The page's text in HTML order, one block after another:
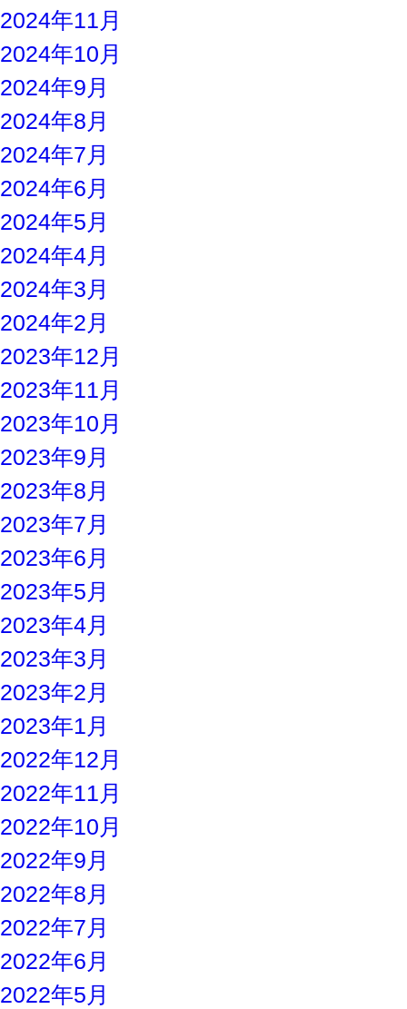
2024年11月
2024年10月
2024年9月
2024年8月
2024年7月
2024年6月
2024年5月
2024年4月
2024年3月
2024年2月
2023年12月
2023年11月
2023年10月
2023年9月
2023年8月
2023年7月
2023年6月
2023年5月
2023年4月
2023年3月
2023年2月
2023年1月
2022年12月
2022年11月
2022年10月
2022年9月
2022年8月
2022年7月
2022年6月
2022年5月